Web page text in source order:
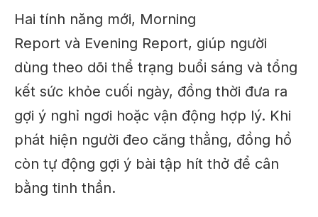
Hai tính năng mới, Morning
Report và Evening Report, giúp người
dùng theo dõi thể trạng buổi sáng và tổng
kết sức khỏe cuối ngày, đồng thời đưa ra
gợi ý nghỉ ngơi hoặc vận động hợp lý. Khi
phát hiện người đeo căng thẳng, đồng hồ
còn tự động gợi ý bài tập hít thở để cân
bằng tinh thần.